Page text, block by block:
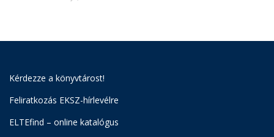
Kérdezze a könyvtárost!
Feliratkozás EKSZ-hírlevélre
ELTEfind – online katalógus